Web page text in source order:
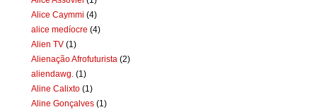
Alice Caymmi (4)
alice medíocre (4)
Alien TV (1)
Alienação Afrofuturista (2)
aliendawg. (1)
Aline Calixto (1)
Aline Gonçalves (1)